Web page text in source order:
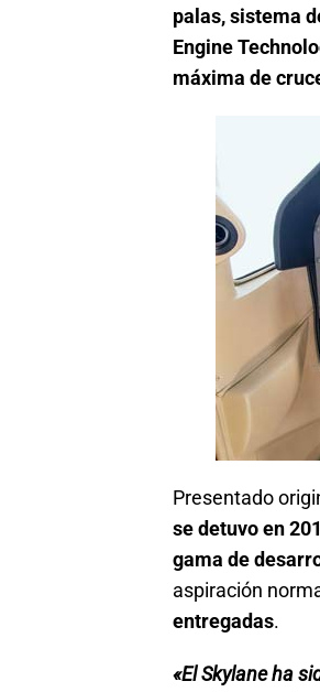
palas, sistema
Engine
máxima de
Presentado
se detuvo en
gama de
aspiración
entregadas.
«El Skylane ha